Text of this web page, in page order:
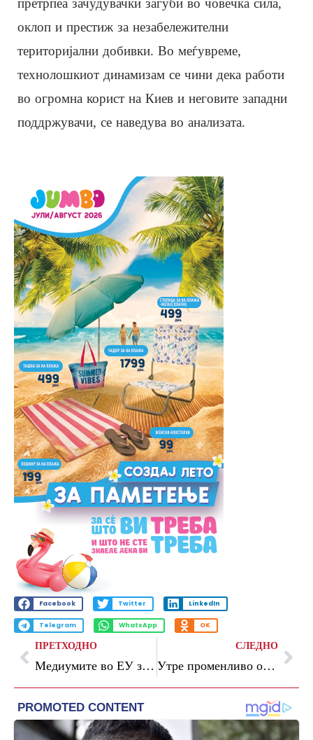
претрпеа зачудувачки загуби во човечка сила,
оклоп и престиж за незабележителни
територијални добивки. Во меѓувреме,
технолошкиот динамизам се чини дека работи
во огромна корист на Киев и неговите западни
поддржувачи, се наведува во анализата.
Facebook Twitter LinkedIn
Telegram WhatsApp OK
ПРЕТХОДНО
Медиумите во ЕУ за средбата Трамп-Џјинпинг: Борбата за светска превласт продолжува
СЛЕДНО
Утре променливо облачно и нестабилно, на повеќе места со пороен дожд, грмежи и засилен ветер